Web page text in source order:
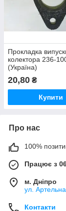
Прокладка
колектора 236-
(Україна)
20,80 ₴
Купити
Про нас
100%
Працює з
м. Дніпро
ул.
Контакти